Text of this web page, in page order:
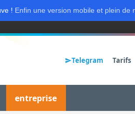
! Enfin une version mobile et plein de
Telegram Tarifs
entreprise